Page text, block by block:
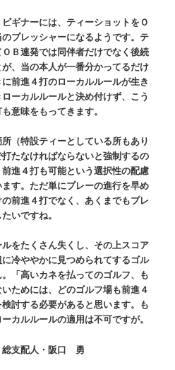
ギナーには、ティーショットをＯ
プレッシャーになるようです。テ
Ｂ連発では同伴者だけでなく後続
、当の本人が一番分かってるだけ
前進４打のローカルルールが生き
ーカルルールと決め付けず、こう
意味をもってきます。
（特設ティーとしている所もあり
たなければならないと強制するの
進４打も可能という選択性の配慮
す。ただ単にプレーの進行を早め
前進４打でなく、あくまでもプレ
いですね。
をたくさん失くし、その上スコア
冷ややかに見つめられてするゴル
「高いカネを払ってのゴルフ、も
ためには、どのゴルフ場も前進４
討する必要があると思います。も
カルルールの適用は不可ですが。
支配人・阪口 勇